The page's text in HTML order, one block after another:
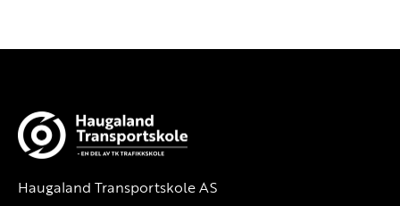
Haugaland Transportskole AS